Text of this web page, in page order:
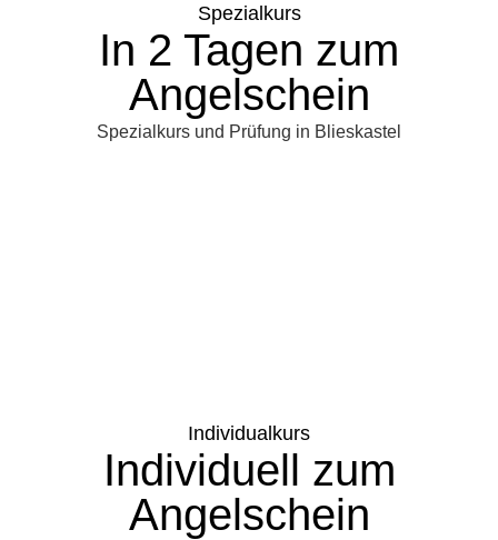
Spezialkurs
In 2 Tagen zum
Angelschein
Spezialkurs und Prüfung in Blieskastel
Individualkurs
Individuell zum
Angelschein